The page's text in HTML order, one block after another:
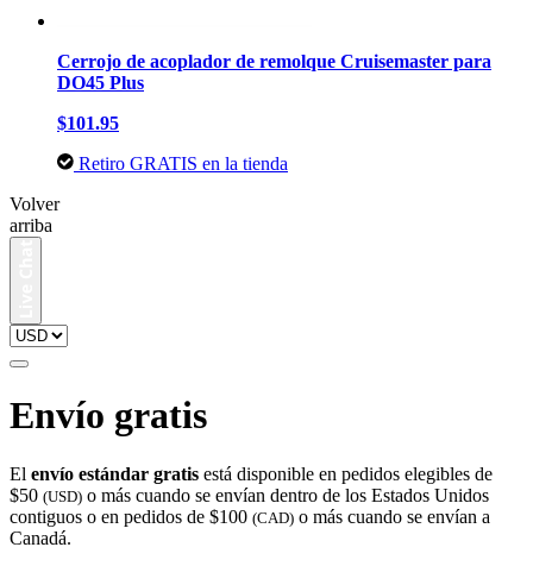
Cerrojo de acoplador de remolque Cruisemaster para
DO45 Plus
$101.95
Retiro GRATIS en la tienda
Volver
arriba
Envío gratis
El envío estándar gratis está disponible en pedidos elegibles de
$50 (USD) o más cuando se envían dentro de los Estados Unidos
contiguos o en pedidos de $100 (CAD) o más cuando se envían a
Canadá.